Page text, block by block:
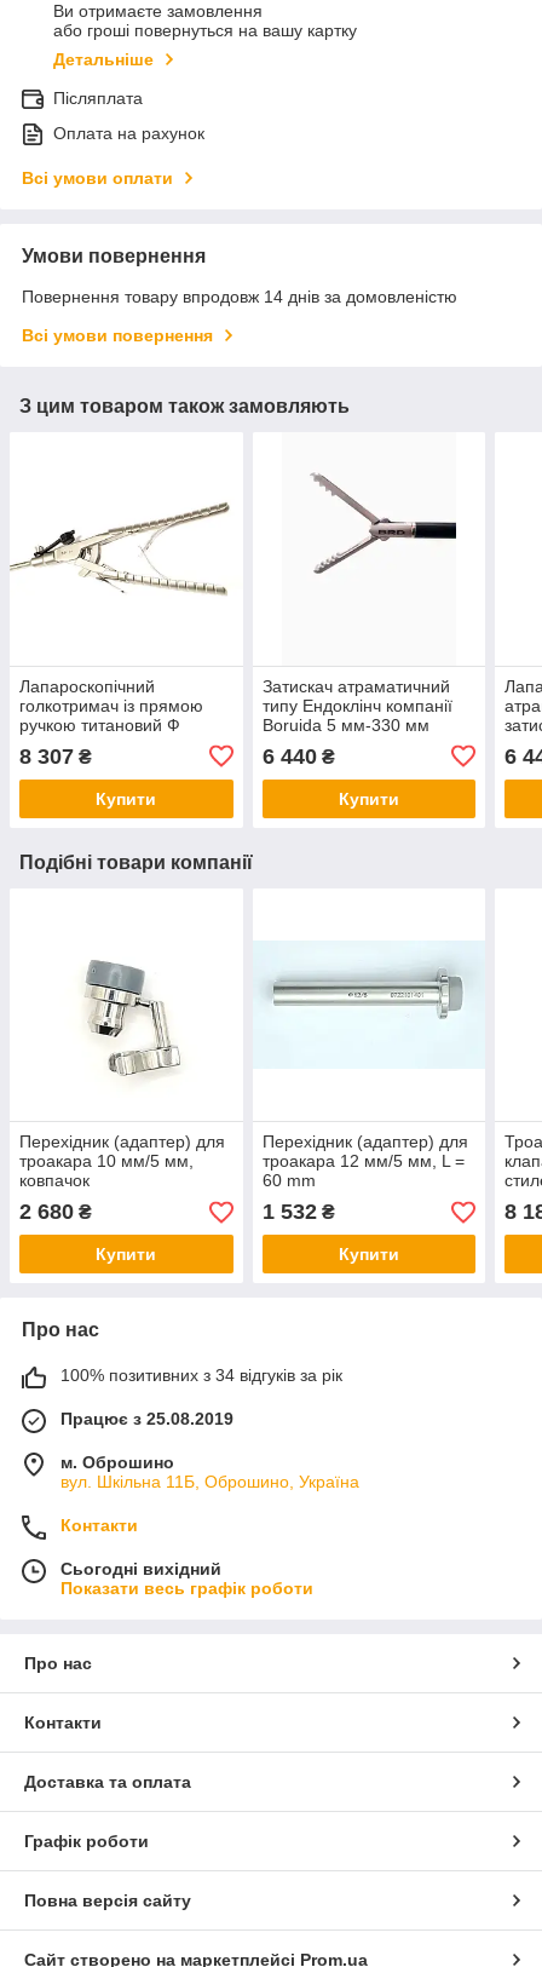
Ви отримаєте замовлення
або гроші повернуться на вашу картку
Детальніше
Післяплата
Оплата на рахунок
Всі умови оплати
Умови повернення
Повернення товару впродовж 14 днів за домовленістю
Всі умови повернення
З цим товаром також замовляють
Лапароскопічний
голкотримач із прямою
ручкою титановий Ф
5Х330 мм, на праву руку
8 307 ₴
Купити
Затискач атраматичний
типу Ендоклінч компанії
Boruida 5 мм-330 мм
6 440₴
Купити
6
Подібні товари компанії
Перехідник (адаптер) для
троакара 10 мм/5 мм,
ковпачок
2 680 ₴
Купити
Перехідник (адаптер) для
троакара 12 мм/5 мм, L =
60 mm
1 532₴
Купити
8
Про нас
100% позитивних з 34 відгуків за рік
Працює з 25.08.2019
м. Оброшино
вул. Шкільна 11Б, Оброшино, Україна
Контакти
Сьогодні вихідний
Показати весь графік роботи
Про нас
Контакти
Доставка та оплата
Графік роботи
Повна версія сайту
Сайт створено на маркетплейсі Prom.ua